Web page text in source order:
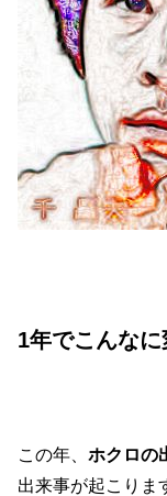
1年でこんな
この年、 ホクロの
出来事が起こりま